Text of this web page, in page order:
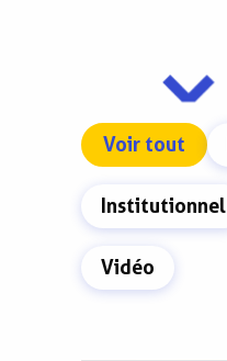
Voir tout
Institutionnel
Vidéo